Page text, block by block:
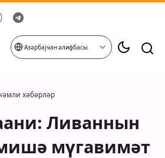
Азәрбајҹан әлифбасы
хәбәрләр
Ливаннын
мүгавимәт